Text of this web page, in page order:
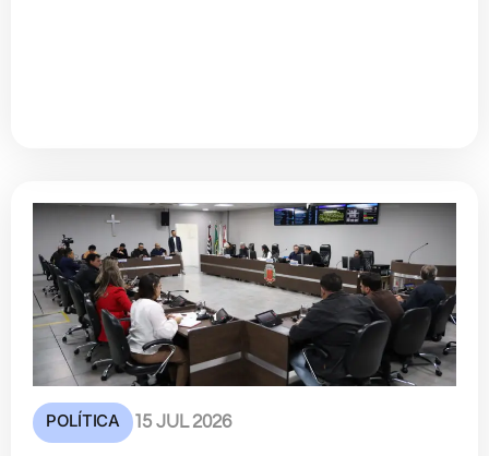
POLÍTICA 15 JUL 2026